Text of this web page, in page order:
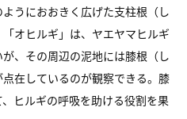
ようにおおきく広げた支柱根（し
オヒルギ」は、ヤエヤマヒルギ
、その周辺の泥地には膝根（し
在しているのが観察できる。膝
ヒルギの呼吸を助ける役割を果